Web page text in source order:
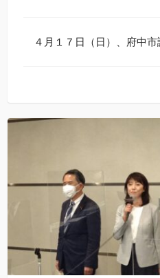
４月１７日（日）、府中